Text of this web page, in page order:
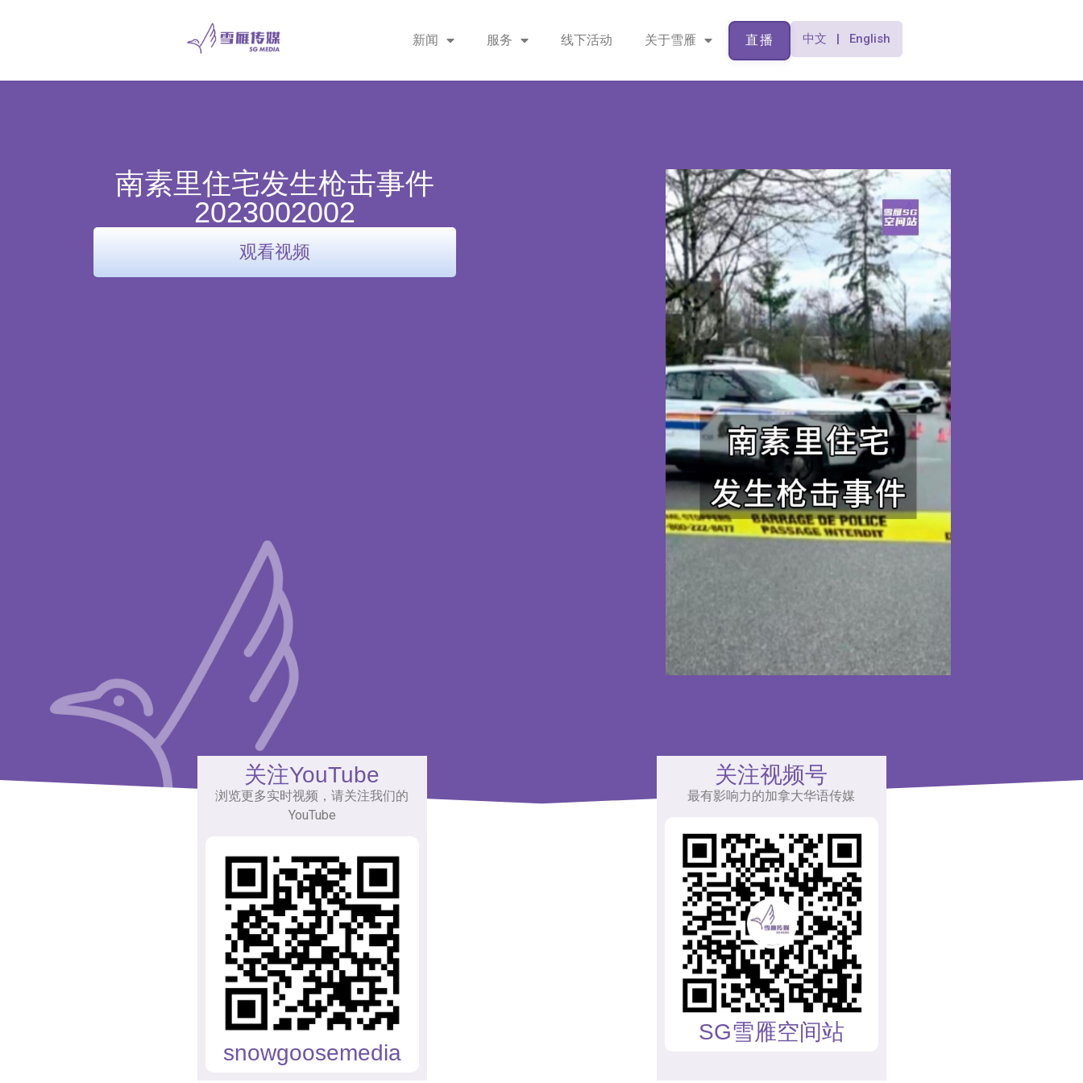
新闻 服务 线下活动 关于雪雁 直播 中文 | English
南素里住宅发生枪击事件
2023002002
观看视频
关注YouTube
浏览更多实时视频，请关注我们的
YouTube
snowgoosemedia
关注视频号
最有影响力的加拿大华语传媒
SG雪雁空间站